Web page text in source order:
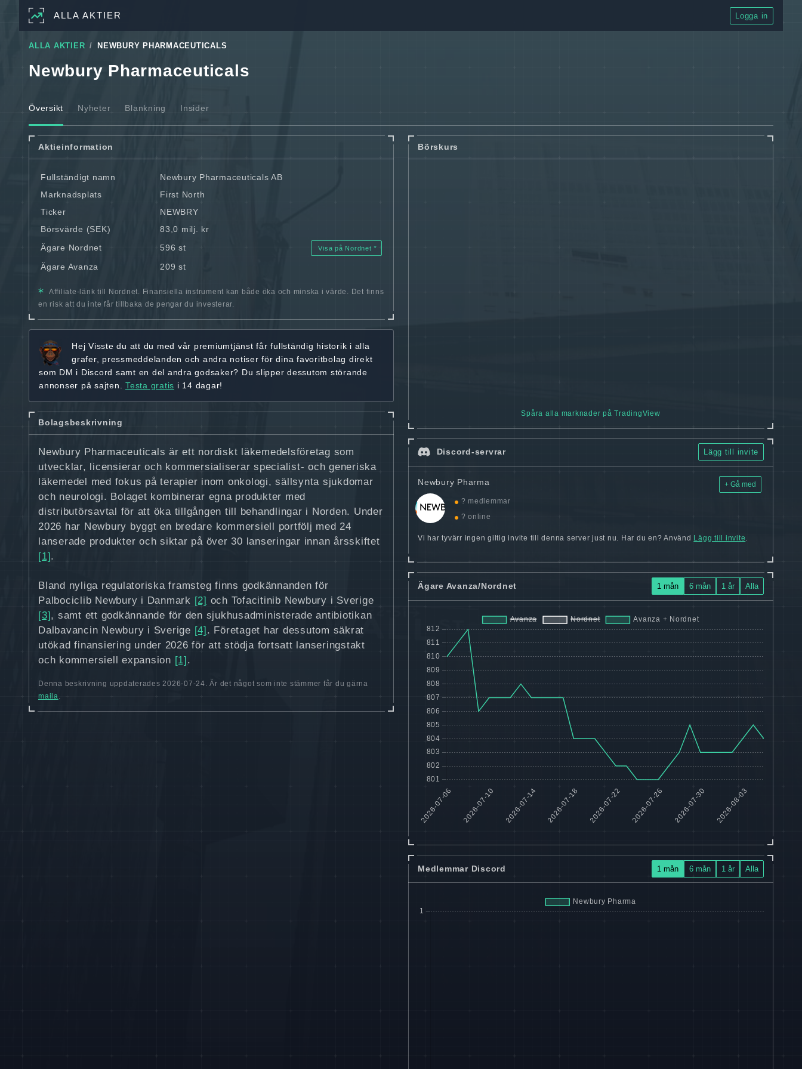
ALLA AKTIER Logga in
ALLA AKTIER NEWBURY PHARMACEUTICALS
Newbury Pharmaceuticals
Översikt Nyheter Blankning Insider
Aktieinformation
Fullständigt namn
Newbury Pharmaceuticals AB
Marknadsplats
First North
Ticker
NEWBRY
Börsvärde (SEK)
83,0 milj. kr
Ägare Nordnet
596 st Visa på Nordnet
Ägare Avanza 209 st
Affiliate-länk till Nordnet. Finansiella instrument kan både öka och minska i värde. Det finns
en risk att du inte får tillbaka de pengar du investerar.
Hej Visste du att du med vår premiumtjänst fårfullständig historik i alla
grafer, pressmeddelanden och andra notiser för dina favoritbolag direkt
som DM i Discord samt en del andra godsaker? Du slipper dessutom störande
annonser på sajten. Testa gratis i 14 dagar!
Bolagsbeskrivning
Newbury Pharmaceuticals är ett nordiskt läkemedelsföretag som
utvecklar, licensierar och kommersialiserar specialist- och generiska
läkemedel med fokus på terapier inom onkologi, sällsynta sjukdomar
och neurologi. Bolaget kombinerar egna produkter med
distributörsavtal för att öka tillgången till behandlingar i Norden. Under
2026 har Newbury byggt en bredare kommersiell portfölj med 24
lanserade produkter och siktar på över 30 lanseringar innan årsskiftet
[1] .
Bland nyliga regulatoriska framsteg finns godkännanden för
Palbociclib Newbury i Danmark [2] och Tofacitinib Newbury i Sverige
[3] , samt ett godkännande för den sjukhusadministerade antibiotikan
Dalbavancin Newbury i Sverige [4] . Företaget har dessutom säkrat
utökad finansiering under 2026 för att stödja fortsatt lanseringstakt
och kommersiell expansion [1] .
Denna beskrivning uppdaterades 2026-07-24. Är det något som inte stämmer får du gärna
maila.
Börskurs
Spåra alla marknader på TradingView
Discord-servrar Lägg till invite
Newbury Pharma
? medlemmar
? online
+ Gå med
Vi har tyvärr ingen giltig invite till denna server just nu. Har du en? Använd Lägg till invite.
Ägare Avanza/Nordnet 1 mån 6 mån 1 år Alla
Medlemmar Discord 1 mån 6 mån 1 år Alla